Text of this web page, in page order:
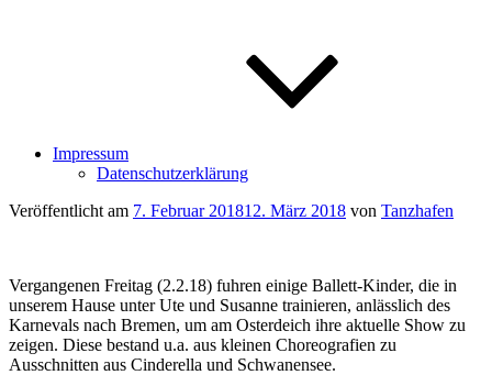
Impressum
Datenschutzerklärung
Veröffentlicht am 7. Februar 201812. März 2018 von Tanzhafen
Vergangenen Freitag (2.2.18) fuhren einige Ballett-Kinder, die in
unserem Hause unter Ute und Susanne trainieren, anlässlich des
Karnevals nach Bremen, um am Osterdeich ihre aktuelle Show zu
zeigen. Diese bestand u.a. aus kleinen Choreografien zu
Ausschnitten aus Cinderella und Schwanensee.